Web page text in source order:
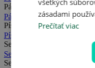
Pálava
Pálava
Písek
Písek
Severná Morava
Severná Morava
Severné Čechy
všetkých
zásadami
Prečítať viac